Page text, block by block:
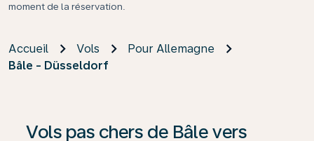
moment de la réservation.
Accueil Vols
Pour Allemagne
Bâle - Düsseldorf
Vols pas chers de Bâle vers